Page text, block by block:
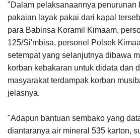
"Dalam pelaksanaannya penurunan
pakaian layak pakai dari kapal
para Babinsa Koramil Kimaam,
125/Si'mbisa, personel Polsek
setempat yang selanjutnya dibawa
korban kebakaran untuk didata dan
masyarakat terdampak korban
jelasnya.
"Adapun bantuan sembako yang
diantaranya air mineral 535 karton,